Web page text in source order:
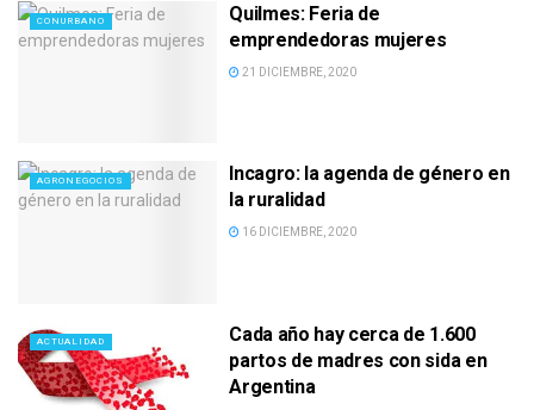
CONURBANO
Quilmes: Feria de
emprendedoras mujeres
21 DICIEMBRE, 2020
AGRONEGOCIOS
Incagro: la agenda de género en
la ruralidad
16 DICIEMBRE, 2020
ACTUALIDAD
Cada año hay cerca de 1.600
partos de madres con sida en
Argentina